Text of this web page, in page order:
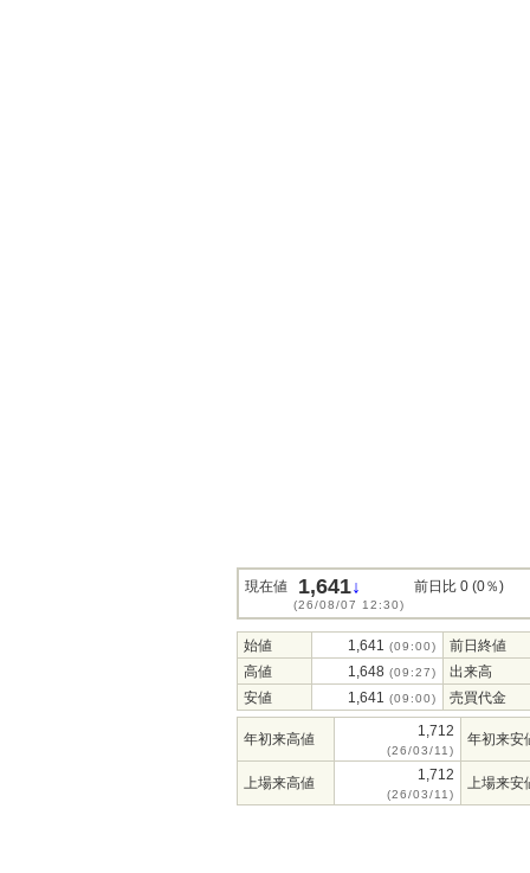
現在値 1,641↓
(26/08/07 12:30)
前日比 0 (0％)
始値 1,641 (09:00)
前日終値
高値
1,648 (09:27)
出来高
安値
1,641 (09:00) 売買代金
年初来高値 1,712
(26/03/11)
年初来安
上場来高値 1,712
(26/03/11)
上場来安